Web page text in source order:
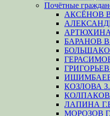
Почётные
АКСЁНОВ
БАРАНОВ
КОЗЛОВА
ЛАПИНА
МОРОЗОВ